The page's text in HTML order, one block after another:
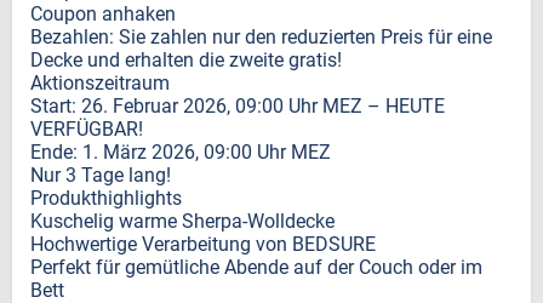
Coupon anhaken
Bezahlen: Sie zahlen nur den reduzierten Preis für eine
Decke und erhalten die zweite gratis!
Aktionszeitraum
Start: 26. Februar 2026, 09:00 Uhr MEZ – HEUTE
VERFÜGBAR!
Ende: 1. März 2026, 09:00 Uhr MEZ
Nur 3 Tage lang!
Produkthighlights
Kuschelig warme Sherpa-Wolldecke
Hochwertige Verarbeitung von BEDSURE
Perfekt für gemütliche Abende auf der Couch oder im
Bett